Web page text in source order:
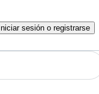
Iniciar sesión o registrarse